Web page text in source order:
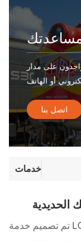
على مدار
اتصل بنا
خدمات
تم تصميم خدمة LCL الخاصة بنا في أوروبا إلى الصين للشركات